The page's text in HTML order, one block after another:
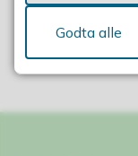
Godta alle